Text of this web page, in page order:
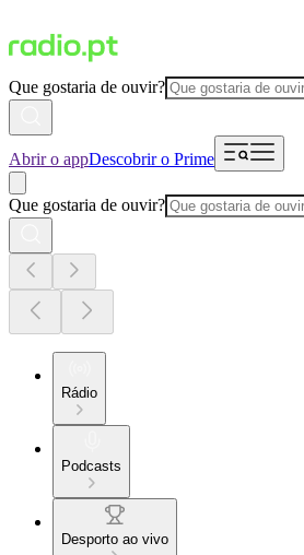
Que gostaria de ouvir?
Abrir o appDescobrir o Prime
Que gostaria de ouvir?
Rádio
Podcasts
Desporto ao vivo